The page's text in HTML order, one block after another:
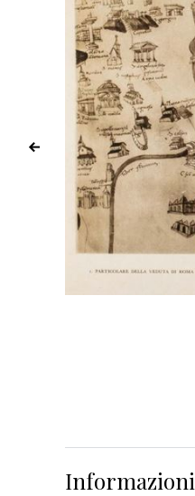
Informazioni